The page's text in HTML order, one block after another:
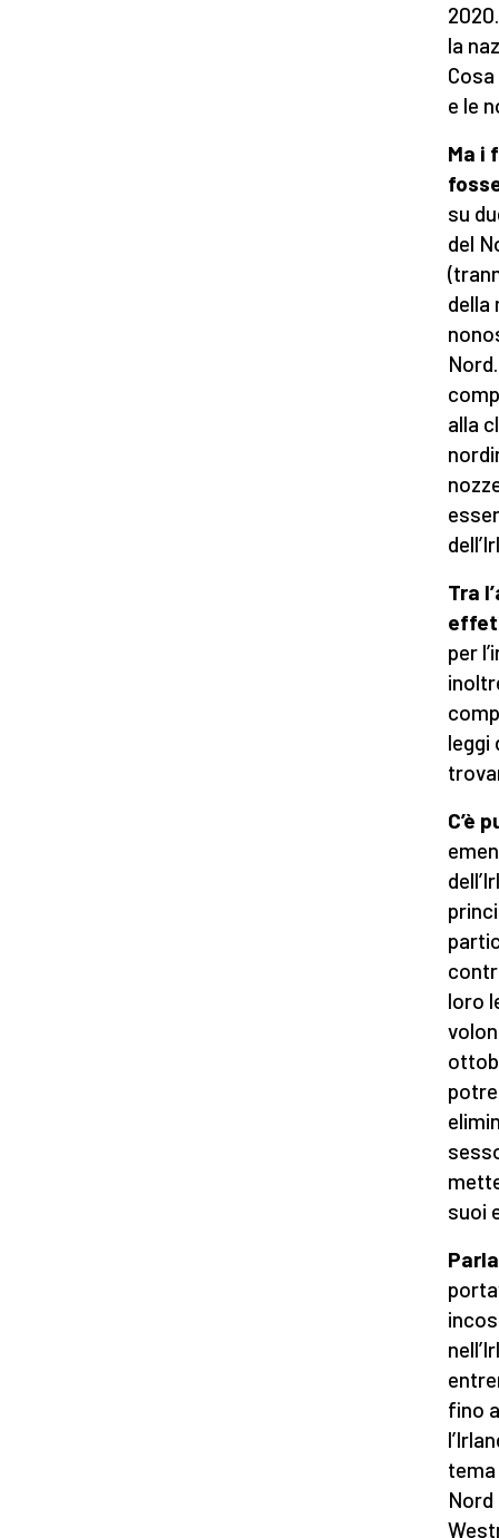
la
e le
Ma i
su
del
della
alla
Tra
per
leggi
C’è
loro
suoi
fino
tema